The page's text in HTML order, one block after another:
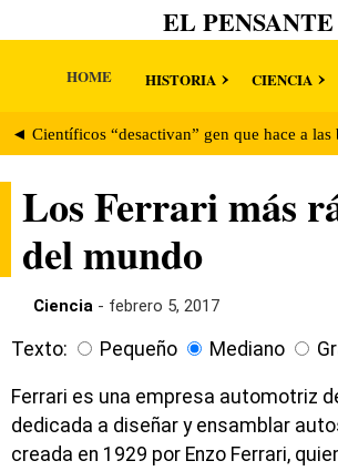
EL PENSANTE
HOME HISTORIA CIENCIA
◄ Científicos “desactivan” gen que hace a
Los Ferrari más
del mundo
Ciencia - febrero 5, 2017
Texto: Pequeño Mediano
Ferrari es una empresa automotriz
dedicada a diseñar y ensamblar
creada en 1929 por Enzo Ferrari,